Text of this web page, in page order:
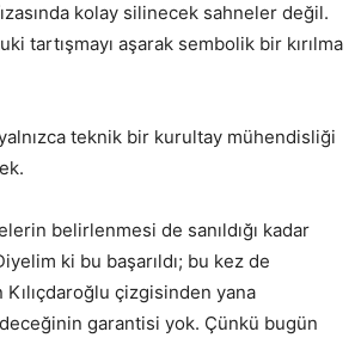
kolay silinecek sahneler değil.
tartışmayı aşarak sembolik bir kırılma
teknik bir kurultay mühendisliği
belirlenmesi de sanıldığı kadar
ki bu başarıldı; bu kez de
çizgisinden yana
garantisi yok. Çünkü bugün